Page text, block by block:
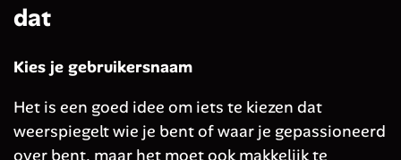
dat
Kies je gebruikersnaam
Het is een goed idee om iets te kiezen dat
weerspiegelt wie je bent of waar je gepassioneerd